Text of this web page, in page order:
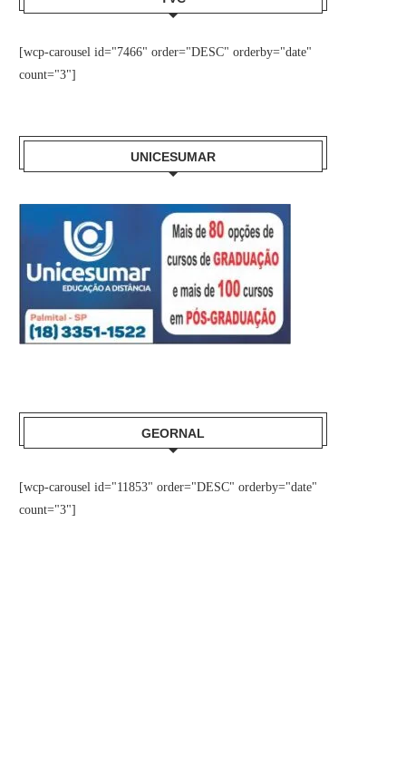
[wcp-carousel id="7466" order="DESC" orderby="date"
count="3"]
UNICESUMAR
GEORNAL
[wcp-carousel id="11853" order="DESC" orderby="date"
count="3"]